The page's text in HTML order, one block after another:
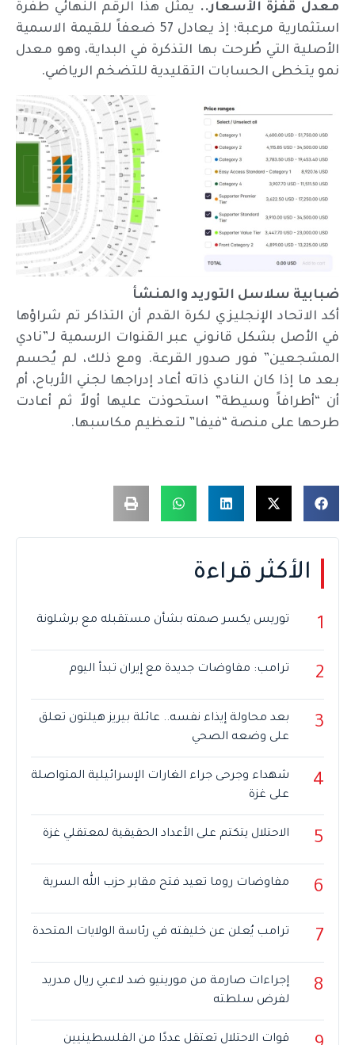
معدل قفزة الأسعار.. يمثل هذا الرقم النهائي طفرة
استثمارية مرعبة؛ إذ يعادل 57 ضعفاً للقيمة الاسمية
الأصلية التي طُرحت بها التذكرة في البداية، وهو معدل
نمو يتخطى الحسابات التقليدية للتضخم الرياضي.
ضبابية سلاسل التوريد والمنشأ
أكد الاتحاد الإنجليزي لكرة القدم أن التذاكر تم شراؤها
في الأصل بشكل قانوني عبر القنوات الرسمية لـ”نادي
المشجعين” فور صدور القرعة. ومع ذلك، لم يُحسم
بعد ما إذا كان النادي ذاته أعاد إدراجها لجني الأرباح، أم
أن “أطرافاً وسيطة” استحوذت عليها أولاً ثم أعادت
طرحها على منصة “فيفا” لتعظيم مكاسبها.
الأكثر قراءة
1 توريس يكسر صمته بشأن مستقبله مع برشلونة
2 ترامب: مفاوضات جديدة مع إيران تبدأ اليوم
3
بعد محاولة إيذاء نفسه.. عائلة بيريز هيلتون تعلق
على وضعه الصحي
4
شهداء وجرحى جراء الغارات الإسرائيلية المتواصلة
على غزة
5 الاحتلال يتكتم على الأعداد الحقيقية لمعتقلي غزة
6 مفاوضات روما تعيد فتح مقابر حزب الله السرية
7 ترامب يُعلن عن خليفته في رئاسة الولايات المتحدة
8
إجراءات صارمة من مورينيو ضد لاعبي ريال مدريد
لفرض سلطته
قوات الاحتلال تعتقل عددًا من الفلسطينيين